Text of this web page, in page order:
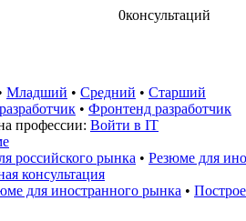
0консультаций
Младший • Средний • Старший
• Фронтенд разработчик
профессии: Войти в IT
российского рынка • Резюме для
консультация
для иностранного рынка •